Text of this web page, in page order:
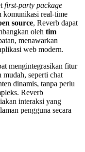
first-party package
komunikasi real-time
source, Reverb dapat
oleh tim
menawarkan
web modern.
mengintegrasikan fitur
mudah, seperti chat
dinamis, tanpa perlu
Reverb
interaksi yang
pengguna secara